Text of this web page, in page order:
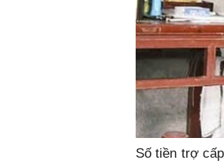
Số tiền trợ